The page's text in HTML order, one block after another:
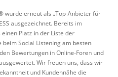
wurde erneut als „Top-Anbieter für
ausgezeichnet. Bereits im
Platz in der Liste der
Social Listening am besten
Bewertungen in Online-Foren und
Wir freuen uns, dass wir
und Kundennähe die